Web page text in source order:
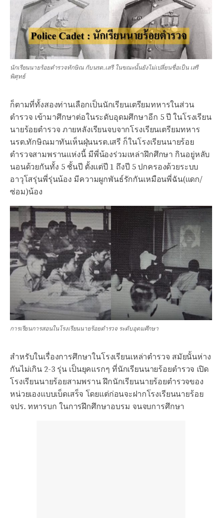
นักเรียนนายร้อยตำรวจทักษิณ กับนรต.เสรี ในขณะนั้นยังไม่เปลี่ยนชื่อเป็น เสรี
พิศุทธ์
ก็ตามที่ทั้งสองท่านเลือกเป็นนักเรียนเตรียมทหารในส่วน
ตำรวจ เข้ามาศึกษาต่อในระดับอุดมศึกษาอีก 5 ปี ในโรงเรียน
นายร้อยตำรวจ ภายหลังเรียนจบจากโรงเรียนเตรียมทหาร
นรต.ทักษิณมาทันเห็นฝุ่นนรต.เสรี ก็ในโรงเรียนนายร้อย
ตำรวจสามพรานแห่งนี้ มีพี่น้องร่วมเหล่าฝึกศึกษา กินอยู่หลับ
นอนด้วยกันทั้ง 5 ชั้นปี ตั้งแต่ปี 1 ถึงปี 5 ปกครองด้วยระบบ
อาวุโสรุ่นพี่รุ่นน้อง มีความผูกพันธ์รักกันเหมือนพี่ฉัน(แดก/
ซ่อม)น้อง
การเรียนการสอนในโรงเรียนนายร้อยตำรวจ ระดับอุดมศึกษา
สำหรับในเรื่องการศึกษาในโรงเรียนเหล่าตำรวจ สมัยนั้นห่าง
กันไม่เกิน 2-3 รุ่น เป็นยุคแรกๆ ที่นักเรียนนายร้อยตำรวจ เปิด
โรงเรียนนายร้อยสามพราน ฝึกนักเรียนนายร้อยตำรวจของ
หน่วยเองแบบเบ็ดเสร็จ โดยแต่ก่อนจะฝากโรงเรียนนายร้อย
จปร. ทหารบก ในการฝึกศึกษาอบรม จนจบการศึกษา